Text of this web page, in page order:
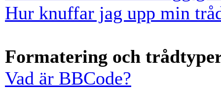
Hur knuffar jag upp min
Formatering och
Vad är BBCode?